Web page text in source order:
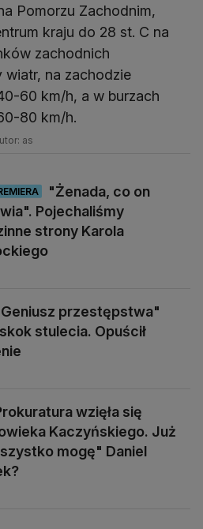
Pomorzu Zachodnim,
kraju do 28 st. C na
zachodnich
wiatr, na zachodzie
60 km/h, a w burzach
80 km/h.
as
"Żenada, co on
Pojechaliśmy
strony Karola
przestępstwa"
stulecia. Opuścił
wzięła się
Kaczyńskiego. Już
mogę" Daniel